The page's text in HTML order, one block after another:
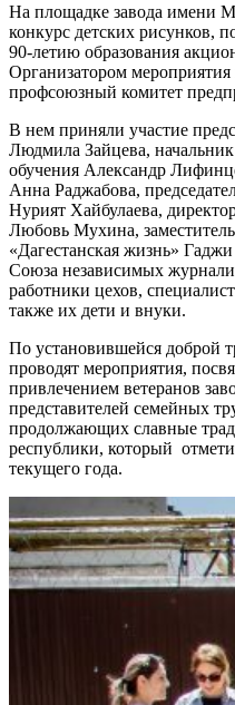
На площадке завода имени
конкурс детских рисунков,
90-летию образования
Организатором
профсоюзный комитет
В нем приняли участие
Людмила Зайцева, начальник
обучения Александр
Анна Раджабова,
Нурият Хайбулаева,
Любовь Мухина, заместитель
«Дагестанская жизнь»
Союза независимых
работники цехов,
также их дети и внуки.
По установившейся доброй
проводят мероприятия,
привлечением ветеранов
представителей семейных
продолжающих славные
республики, который
текущего года.